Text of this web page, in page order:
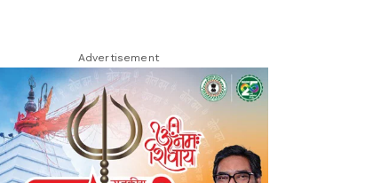
Advertisement